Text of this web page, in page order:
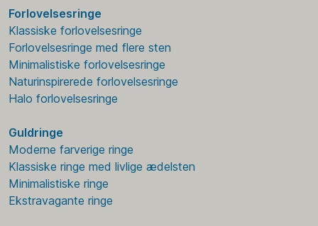
Forlovelsesringe
Klassiske forlovelsesringe
Forlovelsesringe med flere sten
Minimalistiske forlovelsesringe
Naturinspirerede forlovelsesringe
Halo forlovelsesringe
Guldringe
Moderne farverige ringe
Klassiske ringe med livlige ædelsten
Minimalistiske ringe
Ekstravagante ringe